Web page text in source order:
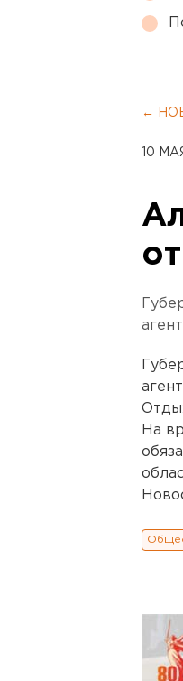
←
10
На